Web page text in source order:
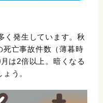
く発生しています。秋
死亡事故件数（薄暮時
は2倍以上。暗くなる
う。